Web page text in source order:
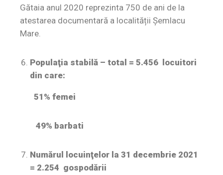
Gătaia anul 2020 reprezinta 750 de ani de la
atestarea documentară a localității Șemlacu
Mare.
Populaţia stabilă – total = 5.456 locuitori
din care:
51% femei
49% barbati
Numărul locuinţelor la 31 decembrie 2021
= 2.254 gospodării